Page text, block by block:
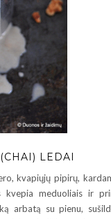
LEDAI
kvapiųjų pipirų,
kvepia meduoliais ir
arbatą su pienu,